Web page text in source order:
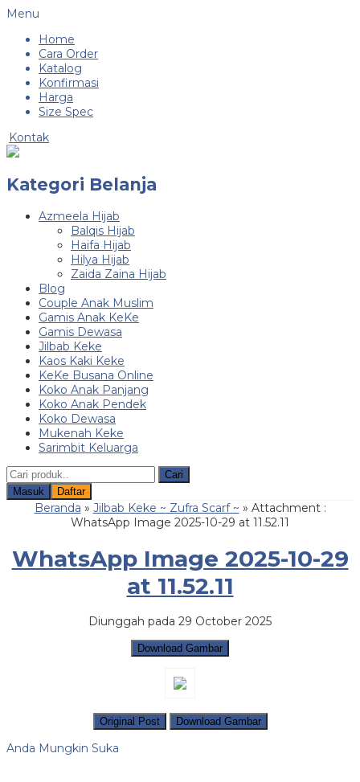
Menu
Home
Cara Order
Katalog
Konfirmasi
Harga
Size Spec
Kontak
Kategori Belanja
Azmeela Hijab
Balqis Hijab
Haifa Hijab
Hilya Hijab
Zaida Zaina Hijab
Blog
Couple Anak Muslim
Gamis Anak KeKe
Gamis Dewasa
Jilbab Keke
Kaos Kaki Keke
KeKe Busana Online
Koko Anak Panjang
Koko Anak Pendek
Koko Dewasa
Mukenah Keke
Sarimbit Keluarga
Cari
Masuk
Daftar
Beranda » Jilbab Keke ~ Zufra Scarf ~ » Attachment :
WhatsApp Image 2025-10-29 at 11.52.11
WhatsApp Image 2025-10-29
at 11.52.11
Diunggah pada 29 October 2025
Download Gambar
Original Post Download Gambar
Anda Mungkin Suka